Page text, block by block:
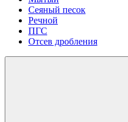
Сеяный песок
Речной
ПГС
Отсев дробления